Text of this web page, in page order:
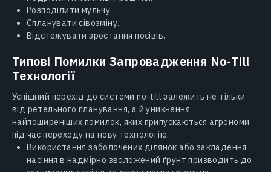
Розподілити мульчу.
Спланувати сівозміну.
Відстежувати зростання посівів.
Типові Помилки Запровадження No-Till
Технології
Успішний перехід до системи no-till залежить не тільки
від ретельного планування, а й уникнення
найпоширеніших помилок, яких припускаються агрономи
під час переходу на нову технологію.
Використання заболочених ділянок або закладення
насіння в надмірно зволожений ґрунт призводить до